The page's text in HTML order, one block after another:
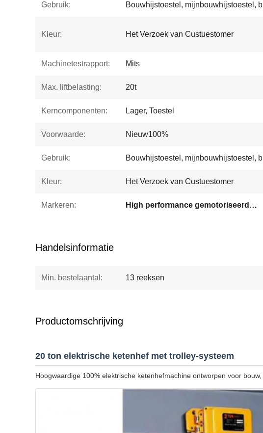
Gebruik: Bouwhijstoestel, mijnbouwhijstoestel,
Kleur: Het Verzoek van Custuestomer
Machinetestrapport: Mits
Max. liftbelasting: 20t
Kerncomponenten: Lager, Toestel
Voorwaarde: Nieuw100%
Gebruik: Bouwhijstoestel, mijnbouwhijstoestel,
Kleur: Het Verzoek van Custuestomer
Markeren: High performance gemotoriseerde trolleyhef
Handelsinformatie
Min. bestelaantal: 13 reeksen
Productomschrijving
20 ton elektrische ketenhef met trolley-systeem
Hoogwaardige 100% elektrische ketenhefmachine ontworpen voor